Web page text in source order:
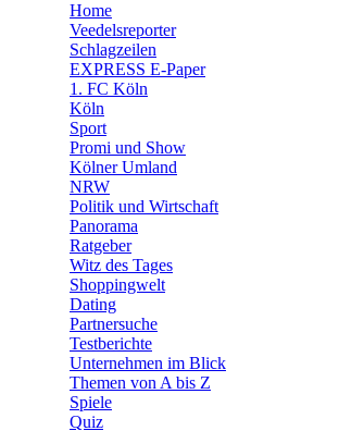
🛒 Shoppingwelt
Home
Veedelsreporter
Schlagzeilen
EXPRESS E-Paper
1. FC Köln
Köln
Sport
Promi und Show
Kölner Umland
NRW
Politik und Wirtschaft
Panorama
Ratgeber
Witz des Tages
Shoppingwelt
Dating
Partnersuche
Testberichte
Unternehmen im Blick
Themen von A bis Z
Spiele
Quiz